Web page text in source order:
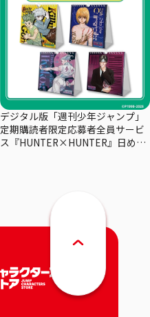
デジタル版「週刊少年ジャンプ」
定期購読者限定応募者全員サービ
ス『HUNTER×HUNTER』日めく